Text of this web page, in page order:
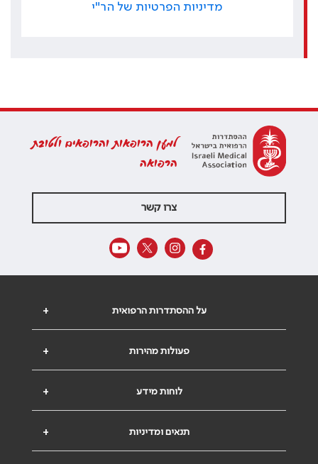
מדיניות הפרטיות של הר"י
למען הרופאות והרופאים ולטובת
הרפואה
צרו קשר
+ על ההסתדרות הרפואית
+ פעולות מהירות
+ לוחות מידע
+ תנאים ומדיניות